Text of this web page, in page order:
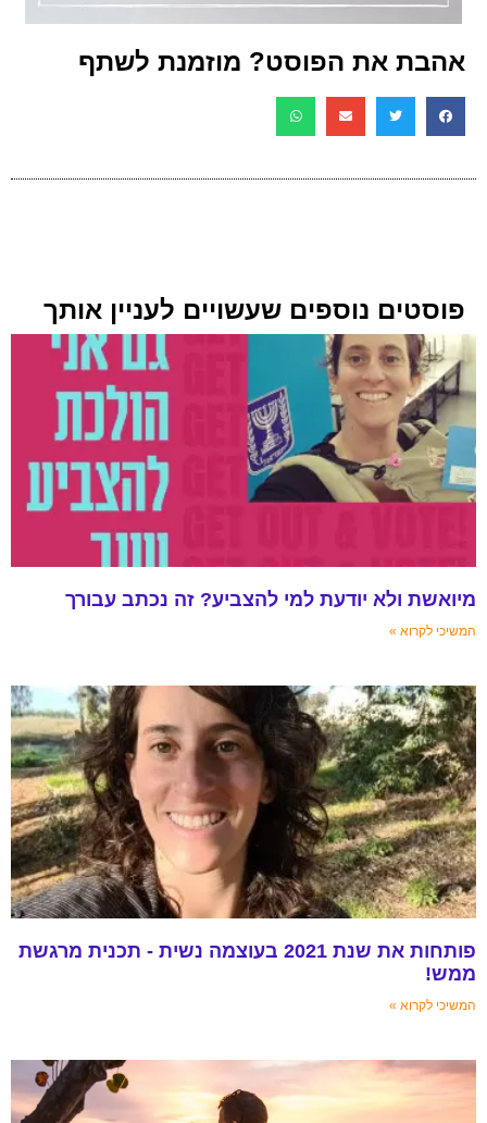
אהבת את הפוסט? מוזמנת לשתף
פוסטים נוספים שעשויים לעניין אותך
מיואשת ולא יודעת למי להצביע? זה נכתב עבורך
המשיכי לקרוא »
פותחות את שנת 2021 בעוצמה נשית - תכנית מרגשת
ממש!
המשיכי לקרוא »